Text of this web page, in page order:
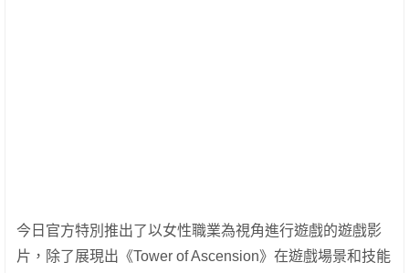
今日官方特別推出了以女性職業為視角進行遊戲的遊戲影
片，除了展現出《Tower of Ascension》在遊戲場景和技能